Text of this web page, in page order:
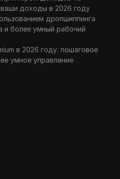
ваши доходы в 2026 году
дропшиппинга
и более умный рабочий
в 2026 году: пошаговое
умное управление